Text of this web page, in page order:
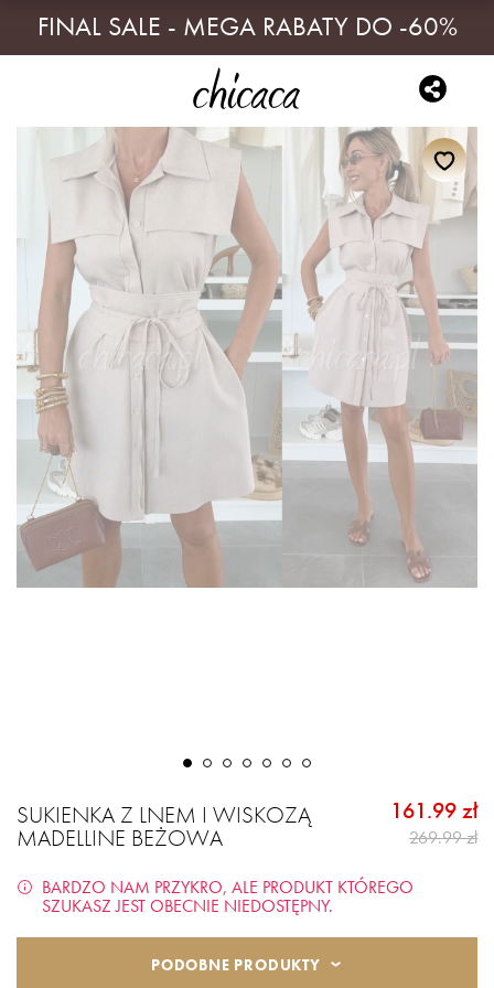
FINAL SALE - MEGA RABATY DO -60%
SUKIENKA Z LNEM I WISKOZĄ
MADELLINE BEŻOWA
161.99 zł
269.99 zł
BARDZO NAM PRZYKRO, ALE PRODUKT KTÓREGO
SZUKASZ JEST OBECNIE NIEDOSTĘPNY.
PODOBNE PRODUKTY